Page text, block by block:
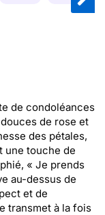
de condoléances
de rose et
des pétales,
une touche de
« Je prends
au-dessus de
et de
transmet à la fois